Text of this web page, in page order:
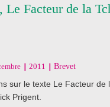
Facteur de la
2011 Brevet
sur le texte Le Facteur de
Prigent.